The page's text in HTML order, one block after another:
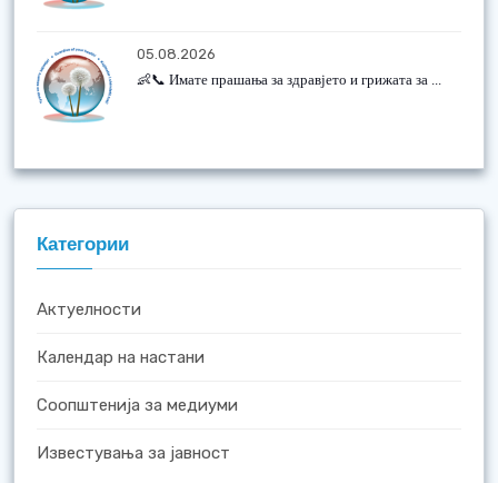
05.08.2026
👶📞 Имате прашања за здравјето и грижата за ...
Категории
Актуелности
Календар на настани
Соопштенија за медиуми
Известувања за јавност